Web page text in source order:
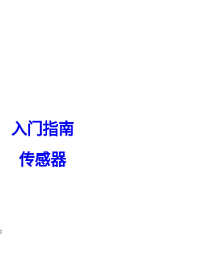
入门指南
传感器